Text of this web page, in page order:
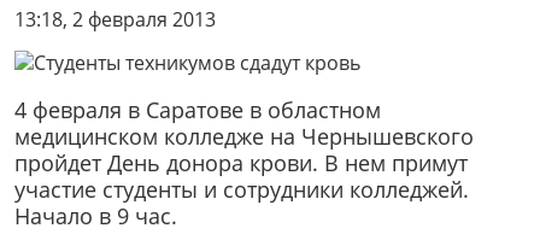
13:18, 2 февраля 2013
4 февраля в Саратове в областном
медицинском колледже на Чернышевского
пройдет День донора крови. В нем примут
участие студенты и сотрудники колледжей.
Начало в 9 час.